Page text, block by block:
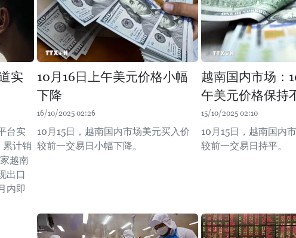
实
台实
计销
越南
出口
内即
10月16日上午美元价格小幅
下降
16/10/2025 02:26
10月15日，越南国内市场美元买入价
较前一交易日小幅下降。
越南国内市场：
午美元价格保持
15/10/2025 02:10
10月15日，越南国内
较前一交易日持平。